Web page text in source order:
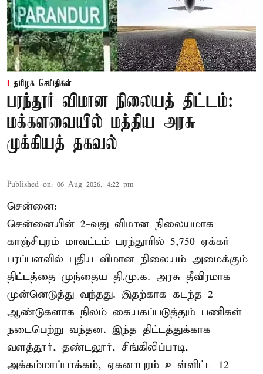
தமிழக செய்திகள்
பரந்தூர் விமான நிலையத் திட்டம்:
மக்களவையில் மத்திய அரசு
முக்கியத் தகவல்
Published on: 06 Aug 2026, 4:22 pm
சென்னை:
சென்னையின் 2-வது விமான நிலையமாக
காஞ்சிபுரம் மாவட்டம் பரந்தூரில் 5,750 ஏக்கர்
பரப்பளவில் புதிய விமான நிலையம் அமைக்கும்
திட்டத்தை முந்தைய தி.மு.க. அரசு தீவிரமாக
முன்னெடுத்து வந்தது. இதற்காக கடந்த 2
ஆண்டுகளாக நிலம் கையகப்படுத்தும் பணிகள்
நடைபெற்று வந்தன. இந்த திட்டத்துக்காக
வளத்தூர், தண்டலூர், சிங்கிலிப்பாடி,
அக்கம்மாப்பாக்கம், ஏகனாபுரம் உள்ளிட்ட 12